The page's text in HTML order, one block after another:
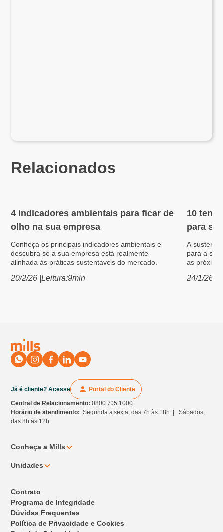
Relacionados
Meio Ambiente
4 indicadores ambientais para ficar de
olho na sua empresa
Conheça os principais indicadores ambientais e
descubra se a sua empresa está realmente
alinhada às práticas sustentáveis do mercado.
20/2/26 |Leitura:9min
Meio
10
para
A
para a sua
as
24/1/26
Já é cliente? Acesse Portal do Cliente
Central de Relacionamento:0800 705 1000
Horário de atendimento:Segunda a sexta, das 7h às 18h | Sábados,
das 8h às 12h
Conheça a Mills
Unidades
Contrato
Programa de Integridade
Dúvidas Frequentes
Política de Privacidade e Cookies